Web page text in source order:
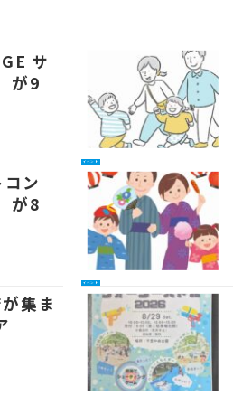
サ
が9
イベント
ン
が8
イベント
集ま